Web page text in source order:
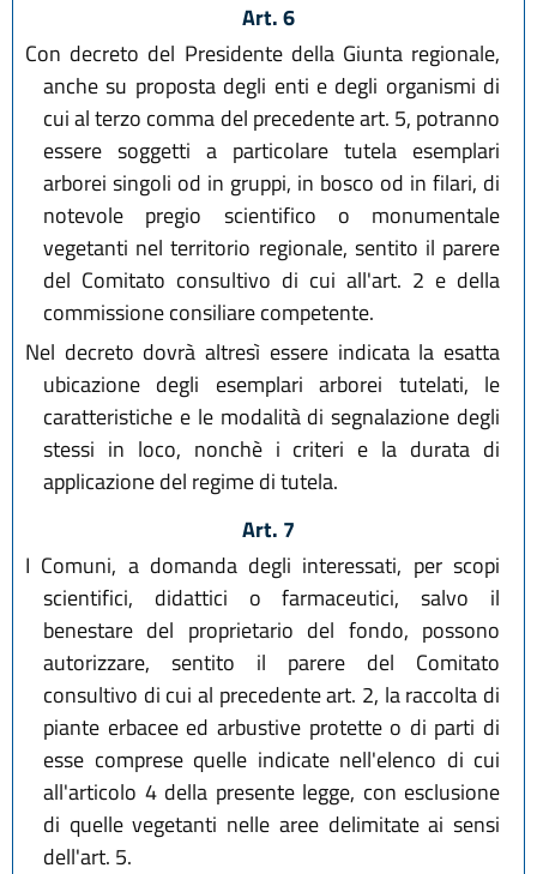
Art. 6
Con decreto del Presidente della Giunta regionale,
anche su proposta degli enti e degli organismi di
cui al terzo comma del precedente art. 5, potranno
essere soggetti a particolare tutela esemplari
arborei singoli od in gruppi, in bosco od in filari, di
notevole pregio scientifico o monumentale
vegetanti nel territorio regionale, sentito il parere
del Comitato consultivo di cui all'art. 2 e della
commissione consiliare competente.
Nel decreto dovrà altresì essere indicata la esatta
ubicazione degli esemplari arborei tutelati, le
caratteristiche e le modalità di segnalazione degli
stessi in loco, nonchè i criteri e la durata di
applicazione del regime di tutela.
Art. 7
I Comuni, a domanda degli interessati, per scopi
scientifici, didattici o farmaceutici, salvo il
benestare del proprietario del fondo, possono
autorizzare, sentito il parere del Comitato
consultivo di cui al precedente art. 2, la raccolta di
piante erbacee ed arbustive protette o di parti di
esse comprese quelle indicate nell'elenco di cui
all'articolo 4 della presente legge, con esclusione
di quelle vegetanti nelle aree delimitate ai sensi
dell'art. 5.